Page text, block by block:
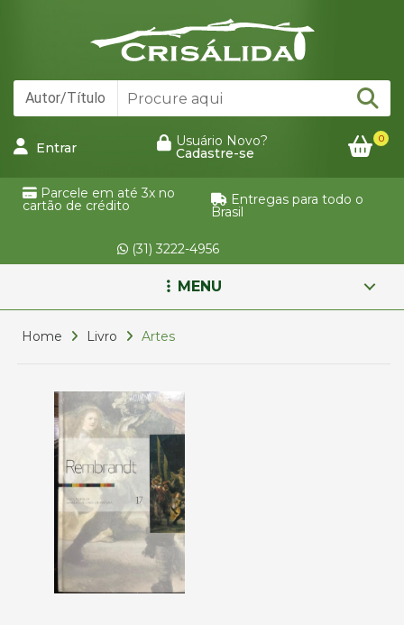
Entrar Usuário Novo?
Cadastre-se
0
Parcele em até 3x no
cartão de crédito Entregas para todo o
Brasil
(31) 3222-4956
MENU
Home Livro Artes